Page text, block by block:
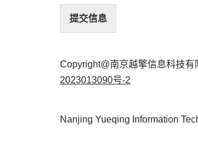
提交信息
Copyright@南京越擎信息科技有
2023013090号-2
Nanjing Yueqing Information